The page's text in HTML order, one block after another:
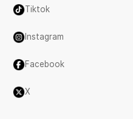
Tiktok
Instagram
Facebook
X